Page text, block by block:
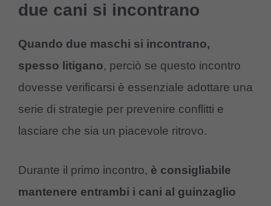
due cani si incontrano
Quando due maschi si incontrano,
spesso litigano, perciò se questo incontro
dovesse verificarsi è essenziale adottare una
serie di strategie per prevenire conflitti e
lasciare che sia un piacevole ritrovo.
Durante il primo incontro, è consigliabile
mantenere entrambi i cani al guinzaglio